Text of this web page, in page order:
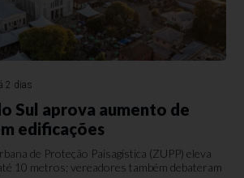
2 dias
Sul aprova aumento de
edificações
de Proteção Paisagística (ZUPP) eleva
10 metros; vereadores também debateram